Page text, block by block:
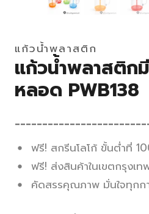
แก้วน้ำพลาสติก
แก้วน้ำพลาสติก
หลอด PWB138
ฟรี! สกรีนโลโก้ ขั้นต่ำที่
ฟรี! ส่งสินค้าในเขตกรุงเ
คัดสรรคุณภาพ มั่นใจทุกก